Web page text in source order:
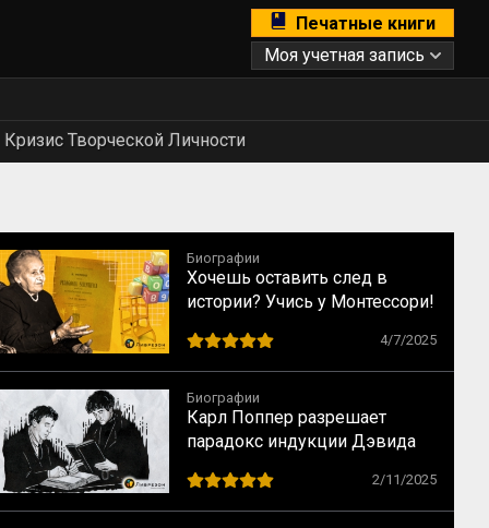
Печатные книги
Моя учетная запись
Кризис Творческой Личности
Биографии
Хочешь оставить след в
истории? Учись у Монтессори!
наследие
4/7/2025
Биографии
Карл Поппер разрешает
парадокс индукции Дэвида
2/11/2025